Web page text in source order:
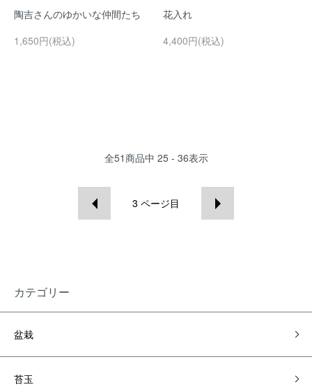
陶吉さんのゆかいな仲間たち
1,650円(税込)
花入れ
4,400円(税込)
全51商品中 25 - 36表示
3 ページ目
カテゴリー
盆栽
苔玉